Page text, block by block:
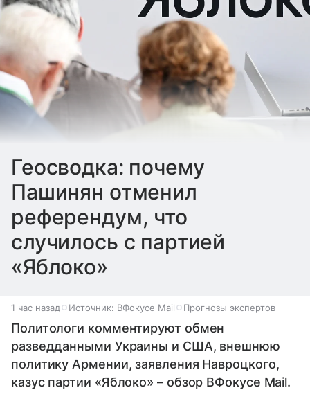
Геосводка: почему
Пашинян отменил
референдум, что
случилось с партией
«Яблоко»
1 час назад Источник: ВФокусе Mail Прогнозы экспертов
Политологи комментируют обмен
разведданными Украины и США, внешнюю
политику Армении, заявления Навроцкого,
казус партии «Яблоко» – обзор ВФокусе Mail.